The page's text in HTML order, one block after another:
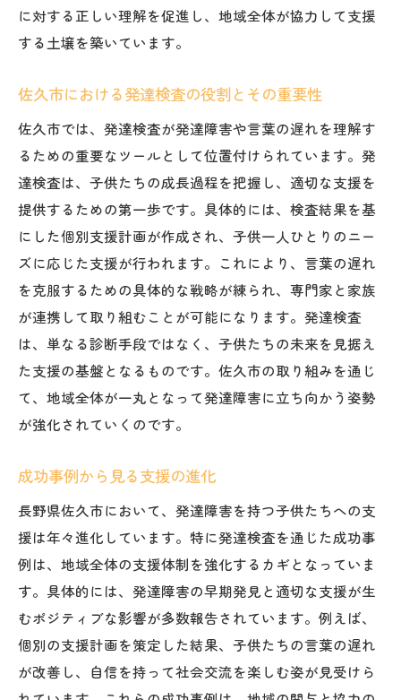
可能性
発達検査の結果が支援に及ぼす影響
子供たちの成長を支える地域の役割
発達検査データを活用した未来予測
子供たちの可能性を広げる支援の方向性
将来の社会における発達検査の重要性
佐久市の発達障害支援プログラムが未来を切り
開く理由
地域連携を活かした支援の実例
持続可能な支援体制の確立
プログラムの効果を高めるための工夫
未来志向の支援プログラム
地域全体を巻き込む支援の意義
援の最前線
潜在能力を活かすための環境整備
個々の特性に応じた支援の工夫
地域の専門家が集結した支援チーム
佐久市の取り組みが生む未来の可能性
支援対象の拡大と多様化するニーズ
最前線で活躍する支援者たちの思い
に対する正しい理解を促進し、地域全体が協力して支援
する土壌を築いています。
佐久市における発達検査の役割とその重要性
佐久市では、発達検査が発達障害や言葉の遅れを理解す
るための重要なツールとして位置付けられています。発
達検査は、子供たちの成長過程を把握し、適切な支援を
提供するための第一歩です。具体的には、検査結果を基
にした個別支援計画が作成され、子供一人ひとりのニー
ズに応じた支援が行われます。これにより、言葉の遅れ
を克服するための具体的な戦略が練られ、専門家と家族
が連携して取り組むことが可能になります。発達検査
は、単なる診断手段ではなく、子供たちの未来を見据え
た支援の基盤となるものです。佐久市の取り組みを通じ
て、地域全体が一丸となって発達障害に立ち向かう姿勢
が強化されていくのです。
成功事例から見る支援の進化
長野県佐久市において、発達障害を持つ子供たちへの支
援は年々進化しています。特に発達検査を通じた成功事
例は、地域全体の支援体制を強化するカギとなっていま
す。具体的には、発達障害の早期発見と適切な支援が生
むポジティブな影響が多数報告されています。例えば、
個別の支援計画を策定した結果、子供たちの言葉の遅れ
が改善し、自信を持って社会交流を楽しむ姿が見受けら